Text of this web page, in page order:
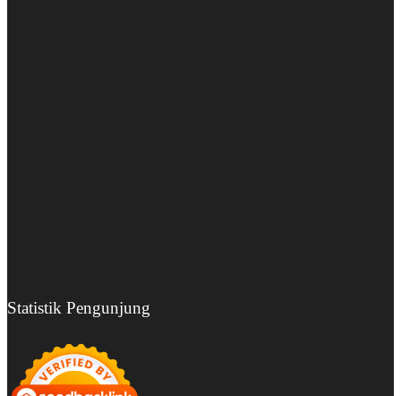
Statistik Pengunjung